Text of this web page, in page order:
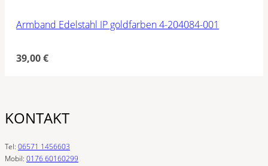
Armband Edelstahl IP goldfarben 4-204084-001
39,00€
KONTAKT
Tel: 06571 1456603
Mobil: 0176 60160299